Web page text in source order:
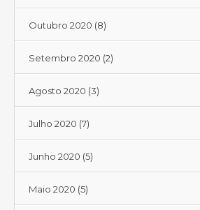
Outubro 2020 (8)
Setembro 2020 (2)
Agosto 2020 (3)
Julho 2020 (7)
Junho 2020 (5)
Maio 2020 (5)